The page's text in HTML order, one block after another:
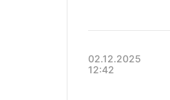
02.12.2025
12:42